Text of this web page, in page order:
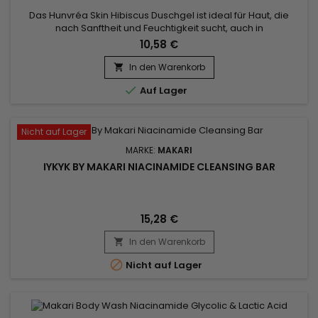
Das Hunvréa Skin Hibiscus Duschgel ist ideal für Haut, die
nach Sanftheit und Feuchtigkeit sucht, auch in
Reisegröße.&nbsp; Angereichert mit hydrolysiertem
Algenextrakt, Aloe Vera-Saftpulver und Sheabutter reinigt es
sanft, während es die Haut beruhigt und pflegt.&nbsp; Der
leichte Schaum umhüllt den Körper mit einem zarten
Blumenduft.&nbsp; Das...
10,58 €
 In den Warenkorb
 Auf Lager
Nicht auf Lager
MARKE: MAKARI
IYKYK BY MAKARI NIACINAMIDE CLEANSING BAR
15,28 €
 In den Warenkorb
 Nicht auf Lager